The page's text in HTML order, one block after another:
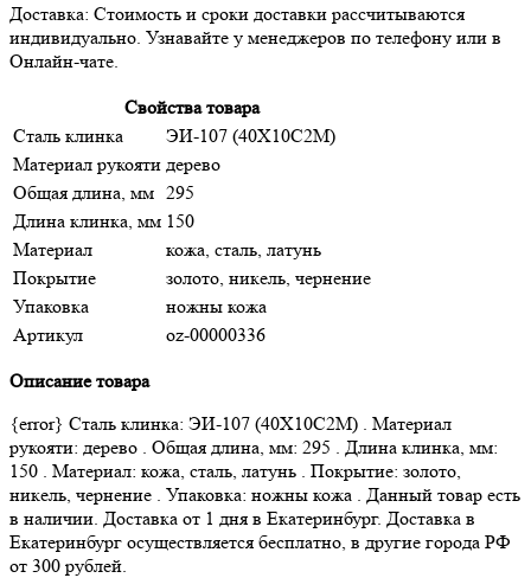
Доставка: Стоимость и сроки доставки рассчитываются
индивидуально. Узнавайте у менеджеров по телефону или в
Онлайн-чате.
Свойства товара
Сталь клинка
ЭИ-107 (40Х10С2М)
Материал рукояти дерево
Общая длина, мм 295
Длина клинка, мм 150
Материал
кожа, сталь, латунь
Покрытие
золото, никель, чернение
Упаковка
ножны кожа
Артикул
oz-00000336
Описание товара
{error} Сталь клинка: ЭИ-107 (40Х10С2М) . Материал
рукояти: дерево . Общая длина, мм: 295 . Длина клинка, мм:
150 . Материал: кожа, сталь, латунь . Покрытие: золото,
никель, чернение . Упаковка: ножны кожа . Данный товар есть
в наличии. Доставка от 1 дня в Екатеринбург. Доставка в
Екатеринбург осуществляется бесплатно, в другие города РФ
от 300 рублей.